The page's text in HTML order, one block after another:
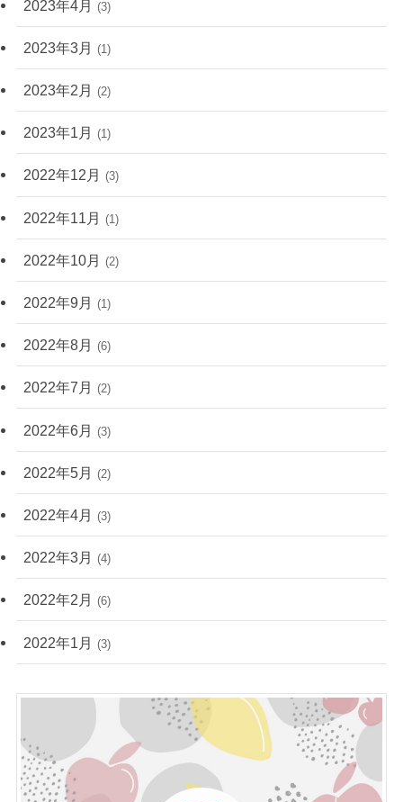
2023年4月 (3)
2023年3月 (1)
2023年2月 (2)
2023年1月 (1)
2022年12月 (3)
2022年11月 (1)
2022年10月 (2)
2022年9月 (1)
2022年8月 (6)
2022年7月 (2)
2022年6月 (3)
2022年5月 (2)
2022年4月 (3)
2022年3月 (4)
2022年2月 (6)
2022年1月 (3)